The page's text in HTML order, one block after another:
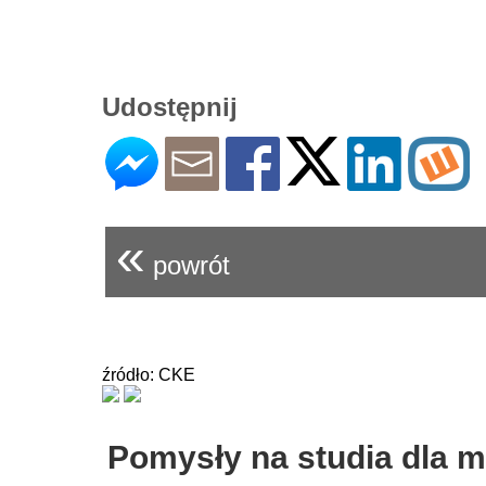
Udostępnij
« powrót
źródło: CKE
Pomysły na studia dla